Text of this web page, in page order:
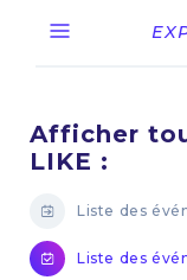
Afficher
LIKE :
Liste des
Liste des